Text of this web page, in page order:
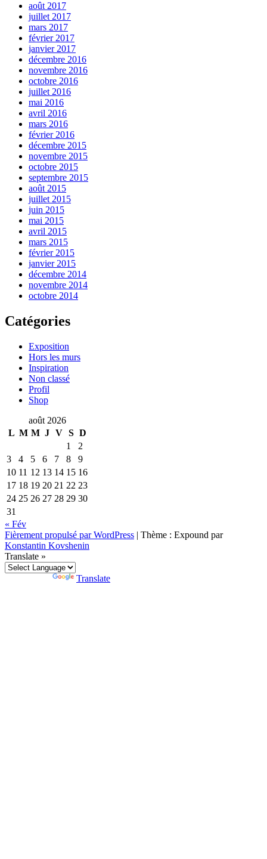
août 2017
juillet 2017
mars 2017
février 2017
janvier 2017
décembre 2016
novembre 2016
octobre 2016
juillet 2016
mai 2016
avril 2016
mars 2016
février 2016
décembre 2015
novembre 2015
octobre 2015
septembre 2015
août 2015
juillet 2015
juin 2015
mai 2015
avril 2015
mars 2015
février 2015
janvier 2015
décembre 2014
novembre 2014
octobre 2014
Catégories
Exposition
Hors les murs
Inspiration
Non classé
Profil
Shop
août 2026
L M M J V S D
1
2
3
4 5 6 7 8
9
10 11 12 13 14 15 16
17 18 19 20 21 22 23
24 25 26 27 28 29 30
31
« Fév
Fièrement propulsé par WordPress | Thème : Expound par
Konstantin Kovshenin
Translate »
Translate